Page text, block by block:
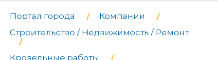
Портал города
Компании
Строительство / Недвижимость / Ремонт
Кровельные работы